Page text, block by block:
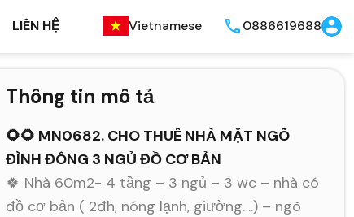
LIÊN HỆ Vietnamese 0886619688
Thông tin mô tả
🌻🌻 MN0682. CHO THUÊ NHÀ MẶT NGÕ
ĐÌNH ĐÔNG 3 NGỦ ĐỒ CƠ BẢN
🍀 Nhà 60m2- 4 tầng – 3 ngủ – 3 wc – nhà có
đồ cơ bản ( 2đh, nóng lạnh, giường….) – ngõ